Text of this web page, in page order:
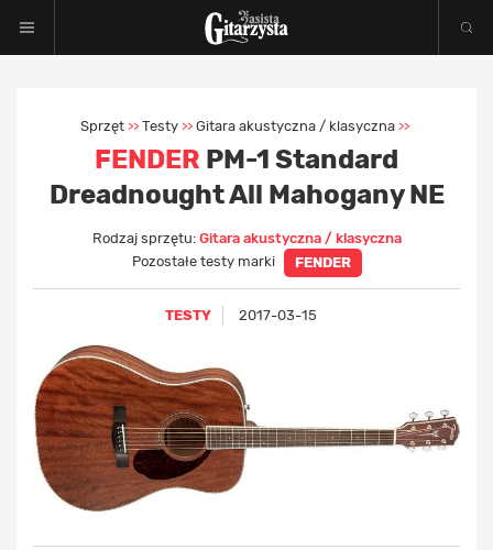
Sprzęt >> Testy >> Gitara akustyczna / klasyczna >>
FENDER PM-1 Standard
Dreadnought All Mahogany NE
Rodzaj sprzętu: Gitara akustyczna / klasyczna
Pozostałe testy marki
FENDER
TESTY 2017-03-15